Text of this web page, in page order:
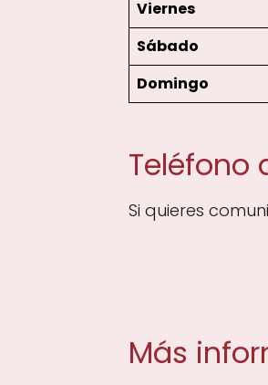
Viernes
Sábado
Domingo
Teléfono
Si quieres
Más